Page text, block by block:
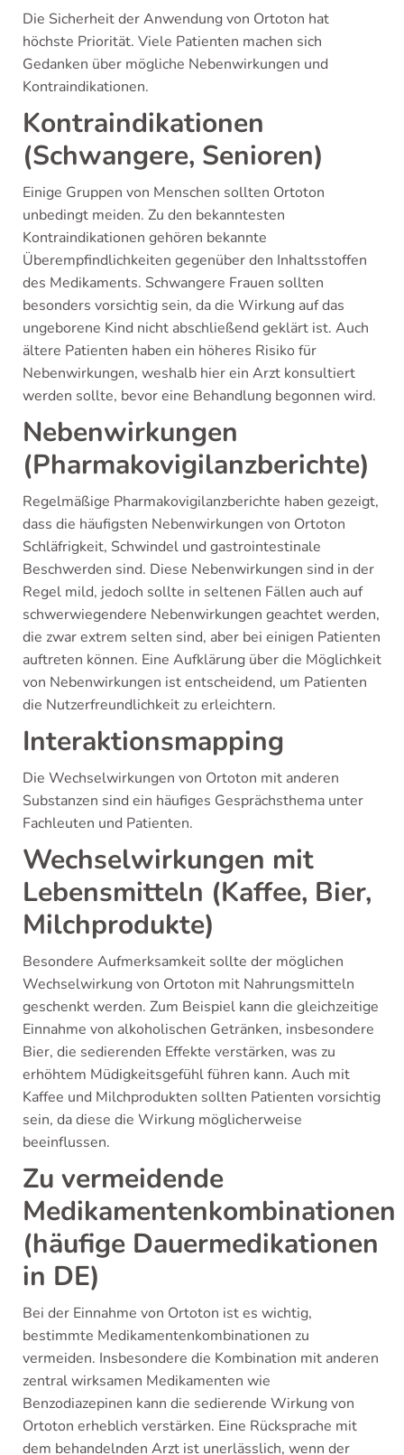
Die Sicherheit der Anwendung von Ortoton hat
höchste Priorität. Viele Patienten machen sich
Gedanken über mögliche Nebenwirkungen und
Kontraindikationen.
Kontraindikationen
(Schwangere, Senioren)
Einige Gruppen von Menschen sollten Ortoton
unbedingt meiden. Zu den bekanntesten
Kontraindikationen gehören bekannte
Überempfindlichkeiten gegenüber den Inhaltsstoffen
des Medikaments. Schwangere Frauen sollten
besonders vorsichtig sein, da die Wirkung auf das
ungeborene Kind nicht abschließend geklärt ist. Auch
ältere Patienten haben ein höheres Risiko für
Nebenwirkungen, weshalb hier ein Arzt konsultiert
werden sollte, bevor eine Behandlung begonnen wird.
Nebenwirkungen
(Pharmakovigilanzberichte)
Regelmäßige Pharmakovigilanzberichte haben gezeigt,
dass die häufigsten Nebenwirkungen von Ortoton
Schläfrigkeit, Schwindel und gastrointestinale
Beschwerden sind. Diese Nebenwirkungen sind in der
Regel mild, jedoch sollte in seltenen Fällen auch auf
schwerwiegendere Nebenwirkungen geachtet werden,
die zwar extrem selten sind, aber bei einigen Patienten
auftreten können. Eine Aufklärung über die Möglichkeit
von Nebenwirkungen ist entscheidend, um Patienten
die Nutzerfreundlichkeit zu erleichtern.
Interaktionsmapping
Die Wechselwirkungen von Ortoton mit anderen
Substanzen sind ein häufiges Gesprächsthema unter
Fachleuten und Patienten.
Wechselwirkungen mit
Lebensmitteln (Kaffee, Bier,
Milchprodukte)
Besondere Aufmerksamkeit sollte der möglichen
Wechselwirkung von Ortoton mit Nahrungsmitteln
geschenkt werden. Zum Beispiel kann die gleichzeitige
Einnahme von alkoholischen Getränken, insbesondere
Bier, die sedierenden Effekte verstärken, was zu
erhöhtem Müdigkeitsgefühl führen kann. Auch mit
Kaffee und Milchprodukten sollten Patienten vorsichtig
sein, da diese die Wirkung möglicherweise
beeinflussen.
Zu vermeidende
Medikamentenkombinationen
(häufige Dauermedikationen
in DE)
Bei der Einnahme von Ortoton ist es wichtig,
bestimmte Medikamentenkombinationen zu
vermeiden. Insbesondere die Kombination mit anderen
zentral wirksamen Medikamenten wie
Benzodiazepinen kann die sedierende Wirkung von
Ortoton erheblich verstärken. Eine Rücksprache mit
dem behandelnden Arzt ist unerlässlich, wenn der